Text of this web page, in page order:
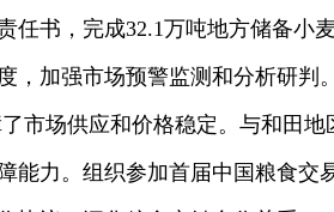
任书， 完成32.1万吨地方储备小
，加强市场预警监测和分析研判
市场供应和价格稳定 。与和田地
能力。组织参加首届中国粮食交